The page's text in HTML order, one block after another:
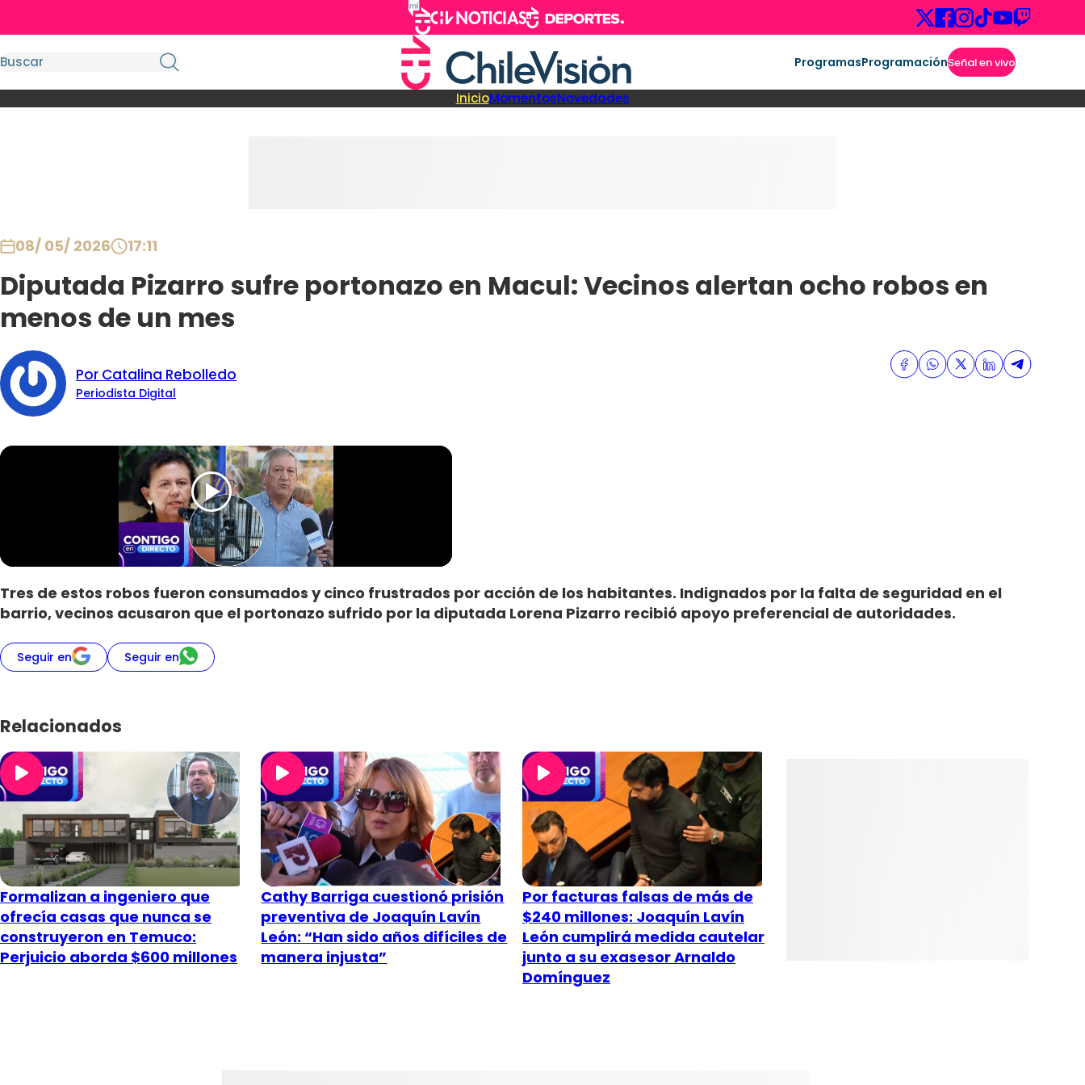
ProgramasProgramaciónSeñal en vivo
InicioMomentosNovedades
08/ 05/ 2026 17:11
Diputada Pizarro sufre portonazo en Macul: Vecinos alertan ocho robos en
menos de un mes
Por Catalina Rebolledo
Periodista Digital
Tres de estos robos fueron consumados y cinco frustrados por acción de los habitantes. Indignados por la falta de seguridad en el
barrio, vecinos acusaron que el portonazo sufrido por la diputada Lorena Pizarro recibió apoyo preferencial de autoridades.
Seguir en Seguir en
Relacionados
Formalizan a ingeniero que
ofrecía casas que nunca se
construyeron en Temuco:
Perjuicio aborda $600 millones
Cathy Barriga cuestionó prisión
preventiva de Joaquín Lavín
León: “Han sido años difíciles de
manera injusta”
Por facturas falsas de más de
$240 millones: Joaquín Lavín
León cumplirá medida cautelar
junto a su exasesor Arnaldo
Domínguez